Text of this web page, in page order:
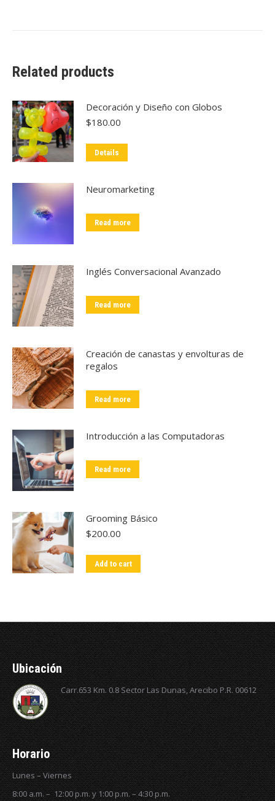
Related products
Decoración y Diseño con Globos
$180.00
Details
Neuromarketing
Read more
Inglés Conversacional Avanzado
Read more
Creación de canastas y envolturas de
regalos
Read more
Introducción a las Computadoras
Read more
Grooming Básico
$200.00
Add to cart
Ubicación
Carr.653 Km. 0.8 Sector Las Dunas, Arecibo P.R. 00612
Horario
Lunes – Viernes
8:00 a.m. – 12:00 p.m. y 1:00 p.m. – 4:30 p.m.